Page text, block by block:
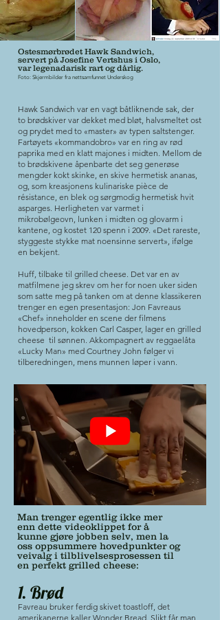
Ostesmørbrødet Hawk Sandwich,
servert på Josefine Vertshus i Oslo,
var legenadarisk rart og dårlig.
Foto: Skjermbilder fra nettsamfunnet Underskog
Hawk Sandwich var en vagt båtliknende sak, der
to brødskiver var dekket med bløt, halvsmeltet ost
og prydet med to «master» av typen saltstenger.
Fartøyets «kommandobro» var en ring av rød
paprika med en klatt majones i midten. Mellom de
to brødskivene åpenbarte det seg generøse
mengder kokt skinke, en skive hermetisk ananas,
og, som kreasjonens kulinariske pièce de
résistance, en blek og sørgmodig hermetisk hvit
asparges. Herligheten var varmet i
mikrobølgeovn, lunken i midten og glovarm i
kantene, og kostet 120 spenn i 2009. «Det rareste,
styggeste stykke mat noensinne servert», ifølge
en bekjent.
Huff, tilbake til grilled cheese. Det var en av
matfilmene jeg skrev om her for noen uker siden
som satte meg på tanken om at denne klassikeren
trenger en egen presentasjon: Jon Favreaus
«Chef» inneholder en scene der filmens
hovedperson, kokken Carl Casper, lager en grilled
cheese til sønnen. Akkompagnert av reggaelåta
«Lucky Man» med Courtney John følger vi
tilberedningen, mens munnen løper i vann.
Man trenger egentlig ikke mer
enn dette videoklippet for å
kunne gjøre jobben selv, men la
oss oppsummere hovedpunkter og
veivalg i tilblivelsesprosessen til
en perfekt grilled cheese:
1. Brød
Favreau bruker ferdig skivet toastloff, det
amerikanerne kaller Wonder Bread. Slikt får man